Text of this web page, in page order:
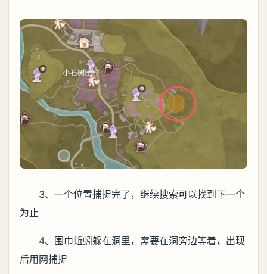
3、一个位置捕捉完了，继续搜索可以找到下一个
为止
4、围巾蚯蚓躲在洞里，需要在洞旁边等着，出现
后用网捕捉